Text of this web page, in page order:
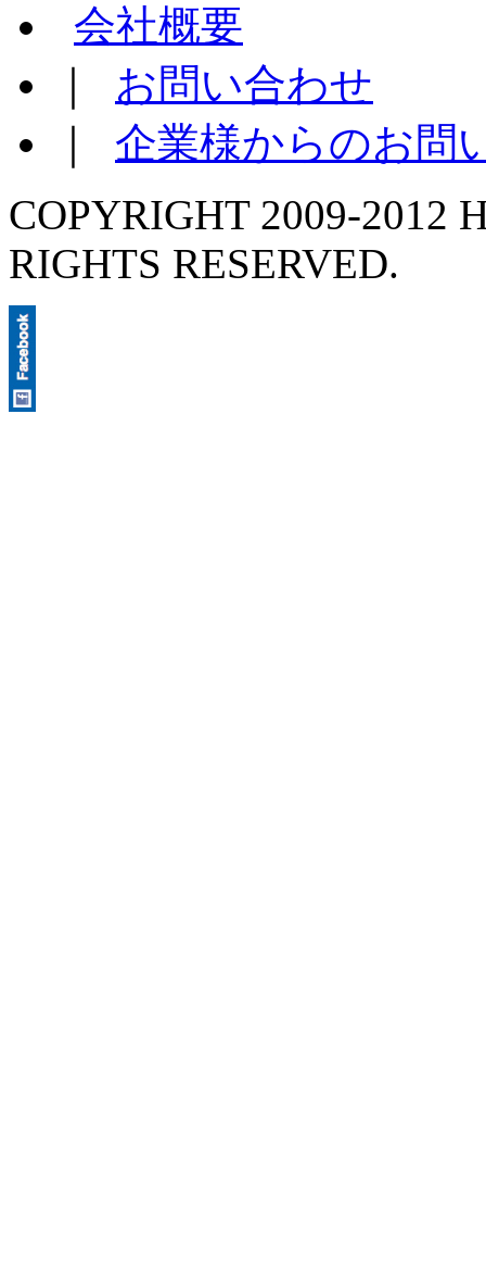
会社概要
お問い合わせ
企業様からのお問
COPYRIGHT 2009-2012
RIGHTS RESERVED.